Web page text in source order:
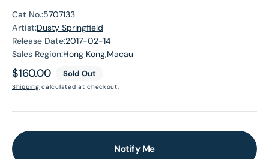
Cat No.:5707133
Artist:Dusty Springfield
Release Date:2017-02-14
Sales Region:Hong Kong,Macau
Regular
price
$160.00 Sold Out
Shipping calculated at checkout.
Notify Me